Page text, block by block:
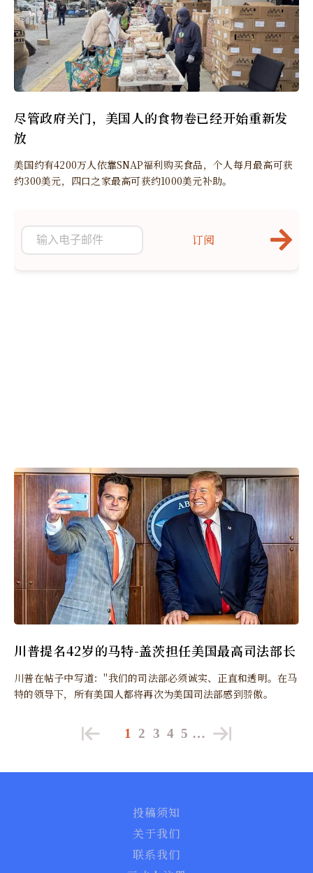
尽管政府关门，美国人的食物卷已经开始重新发
放
美国约有4200万人依靠SNAP福利购买食品，个人每月最高可获
约300美元，四口之家最高可获约1000美元补助。
川普提名42岁的马特-盖茨担任美国最高司法部长
川普在帖子中写道："我们的司法部必须诚实、正直和透明。在马
特的领导下，所有美国人都将再次为美国司法部感到骄傲。
订阅
1 2 3 4 5 …
投稿须知
关于我们
联系我们